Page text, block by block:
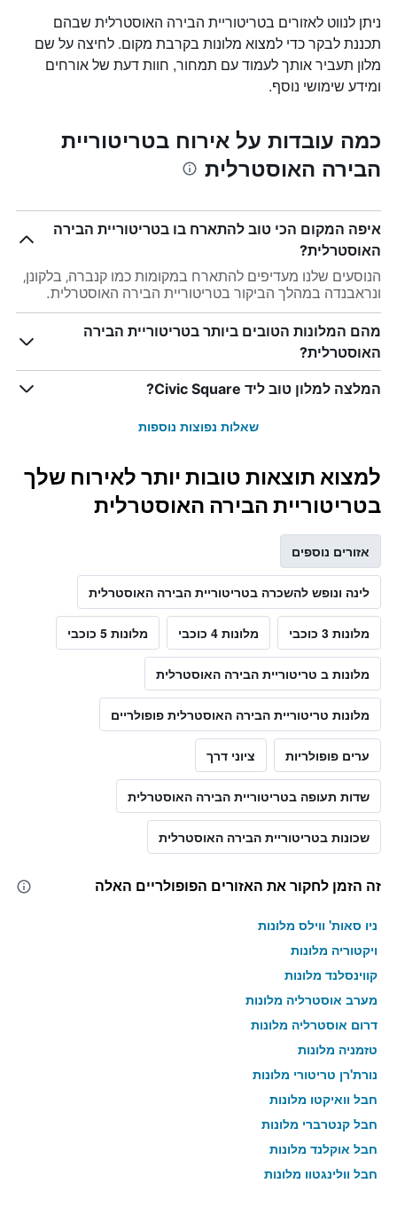
ניתן לנווט לאזורים בטריטוריית הבירה האוסטרלית שבהם
תכננת לבקר כדי למצוא מלונות בקרבת מקום. לחיצה על שם
מלון תעביר אותך לעמוד עם תמחור, חוות דעת של אורחים
ומידע שימושי נוסף.
כמה עובדות על אירוח בטריטוריית
הבירה האוסטרלית
איפה המקום הכי טוב להתארח בו בטריטוריית הבירה
האוסטרלית?
הנוסעים שלנו מעדיפים להתארח במקומות כמו קנברה, בלקונן,
ונראבנדה במהלך הביקור בטריטוריית הבירה האוסטרלית.
מהם המלונות הטובים ביותר בטריטוריית הבירה
האוסטרלית?
המלצה למלון טוב ליד Civic Square?
שאלות נפוצות נוספות
למצוא תוצאות טובות יותר לאירוח שלך
בטריטוריית הבירה האוסטרלית
אזורים נוספים
לינה ונופש להשכרה בטריטוריית הבירה האוסטרלית
מלונות 3 כוכבי מלונות 4 כוכבי מלונות 5 כוכבי
מלונות ב טריטוריית הבירה האוסטרלית
מלונות טריטוריית הבירה האוסטרלית פופולריים
ערים פופולריות ציוני דרך
שדות תעופה בטריטוריית הבירה האוסטרלית
שכונות בטריטוריית הבירה האוסטרלית
זה הזמן לחקור את האזורים הפופולריים האלה
ניו סאות' ווילס מלונות
ויקטוריה מלונות
קווינסלנד מלונות
מערב אוסטרליה מלונות
דרום אוסטרליה מלונות
טזמניה מלונות
נורת'רן טריטורי מלונות
חבל וואיקטו מלונות
חבל קנטרברי מלונות
חבל אוקלנד מלונות
חבל וולינגטון מלונות